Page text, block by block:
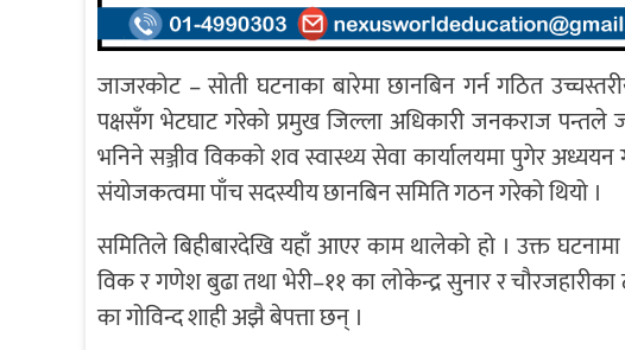
जाजरकोट – सोती घटनाका बारेमा छानबिन गर्न गठित
पक्षसँग भेटघाट गरेको प्रमुख जिल्ला अधिकारी जनकराज पन्तले
भनिने सञ्जीव विकको शव स्वास्थ्य सेवा कार्यालयमा पुगेर
संयोजकत्वमा पाँच सदस्यीय छानबिन समिति गठन गरेको थियो ।
समितिले बिहीबारदेखि यहाँ आएर काम थालेको हो । उक्त
विक र गणेश बुढा तथा भेरी–११ का लोकेन्द्र सुनार र
का गोविन्द शाही अझै बेपत्ता छन् ।